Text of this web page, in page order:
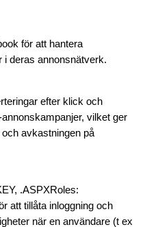
för att hantera
i deras annonsnätverk.
efter klick och
vilket ger
avkastningen på
.ASPXRoles:
att tillåta inloggning och
när en användare (t ex